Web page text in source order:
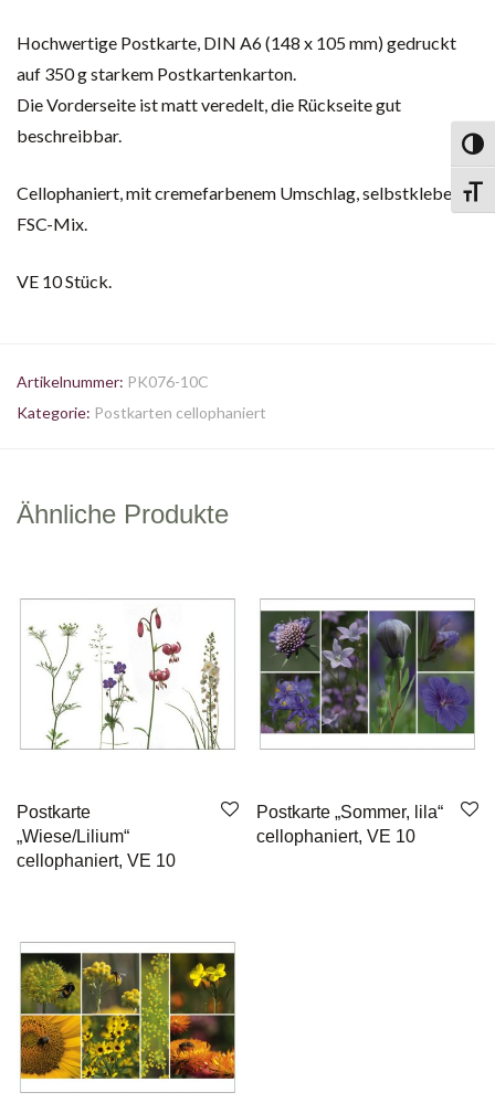
Hochwertige Postkarte, DIN A6 (148 x 105 mm) gedruckt
auf 350 g starkem Postkartenkarton.
Die Vorderseite ist matt veredelt, die Rückseite gut
beschreibbar.
Cellophaniert, mit cremefarbenem Umschlag, selbstklebend,
FSC-Mix.
VE 10 Stück.
Artikelnummer: PK076-10C
Kategorie: Postkarten cellophaniert
Ähnliche Produkte
Postkarte
„Wiese/Lilium“
cellophaniert, VE 10
Postkarte „Sommer, lila“
cellophaniert, VE 10